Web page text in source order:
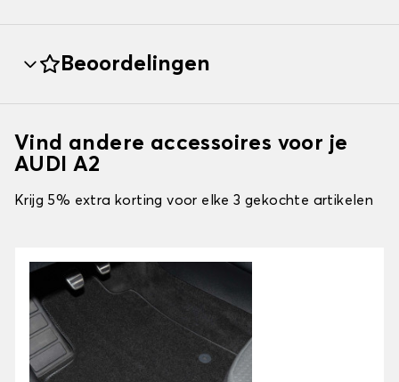
Beoordelingen
Vind andere accessoires voor je
AUDI A2
Krijg 5% extra korting voor elke 3 gekochte artikelen